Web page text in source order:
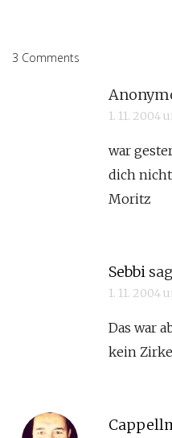
3 Comments
1. 11. 2004
war
dich nicht
Moritz
Sebbi
1. 11. 2004
Das war
kein